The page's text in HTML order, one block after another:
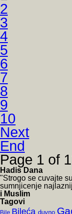
2
3
4
5
6
7
8
9
10
Next
End
Page 1 of
Hadis Dana
"Strogo se cuvajte
sumnjicenje
i Muslim
Tagovi
Bile Bileća duvno